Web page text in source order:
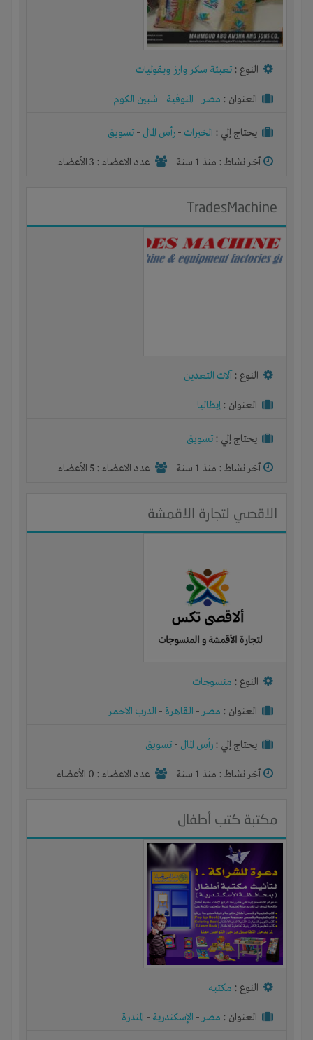
النوع : تعبئة سكر وارز وبقوليات
العنوان : مصر- المنوفية - شبين الكوم
يحتاج إلي : الخبرات - رأس المال - تسويق
آخر نشاط : منذ 1 سنة عدد الاعضاء : 3 الأعضاء
TradesMachine
النوع : آلات التعدين
العنوان : إيطاليا
يحتاج إلي : تسويق
آخر نشاط : منذ 1 سنة عدد الاعضاء : 5 الأعضاء
الاقصي لتجارة الاقمشة
النوع : منسوجات
العنوان : مصر- القاهرة - الدرب الاحمر
يحتاج إلي : رأس المال - تسويق
آخر نشاط : منذ 1 سنة عدد الاعضاء : 0 الأعضاء
مكتبة كتب أطفال
النوع : مكتبه
العنوان : مصر- الإسكندرية - المندرة